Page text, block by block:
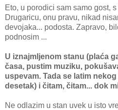
Eto, u porodici sam samo gost,
Drugaricu, onu pravu, nikad
devojaka... podosta. Zapravo,
podnosim ...
U iznajmljenom stanu (plaća
časa, pustim muziku,
uspevam. Tada se latim
desetak) i čitam, čitam... dok
Ne odlazim u stan uvek u isto